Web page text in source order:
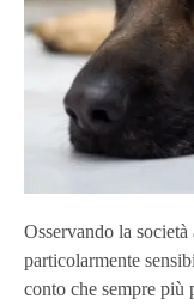
Osservando la società
particolarmente
conto che sempre più